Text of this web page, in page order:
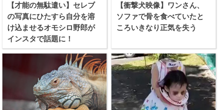
【才能の無駄遣い】セレブ
の写真にひたすら自分を溶
け込ませるオモシロ野郎が
インスタで話題に！
【衝撃犬映像】ワンさん、
ソファで骨を食べていたと
ころいきなり正気を失う